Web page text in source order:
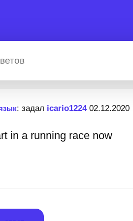
: задал icario122402.12.2020
in a running race now
Лучшие эксперты готовы помочь 24 часа